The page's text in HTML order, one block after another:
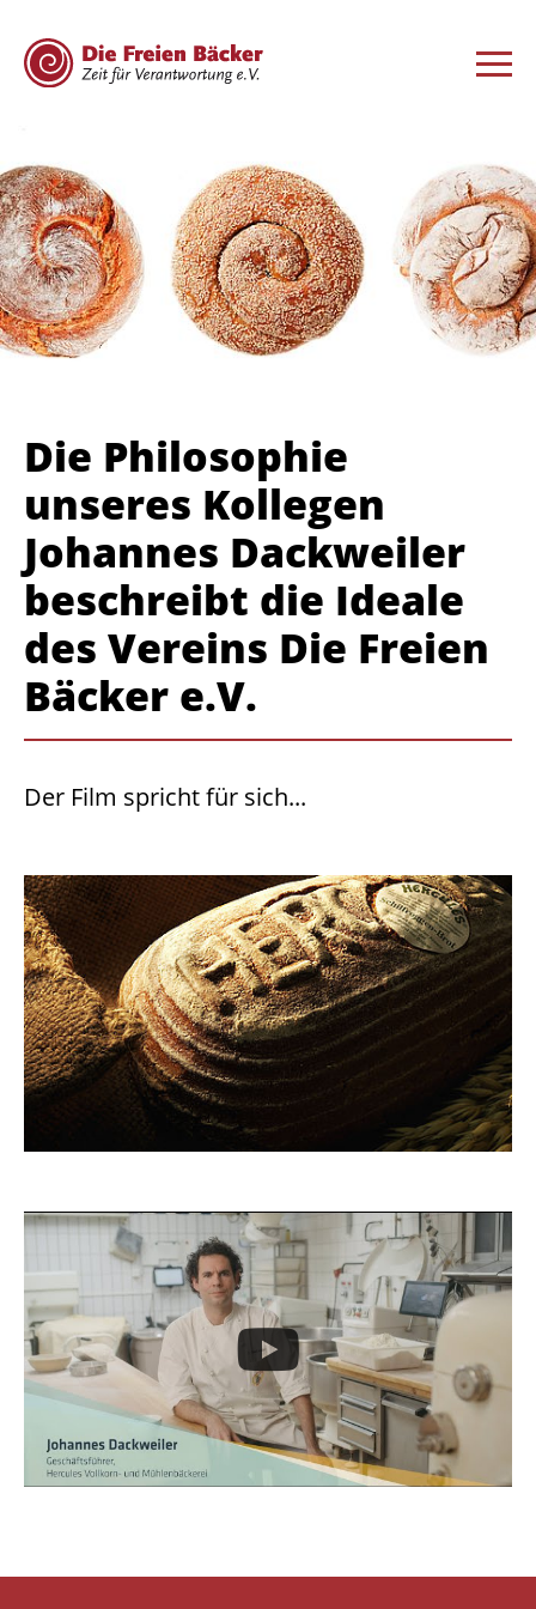
Die Philosophie
unseres Kollegen
Johannes Dackweiler
beschreibt die Ideale
des Vereins Die Freien
Bäcker e.V.
Der Film spricht für sich...